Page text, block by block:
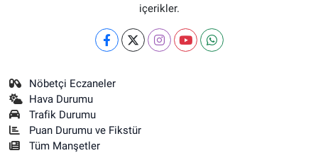
içerikler.
Nöbetçi Eczaneler
Hava Durumu
Trafik Durumu
Puan Durumu ve Fikstür
Tüm Manşetler